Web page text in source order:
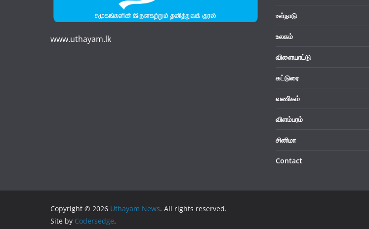
www.uthayam.lk
உள்நாடு
உலகம்
விளையாட்டு
கட்டுரை
வணிகம்
விளம்பரம்
சினிமா
Contact
Copyright © 2026 Uthayam News. All rights reserved.
Site by Codersedge.